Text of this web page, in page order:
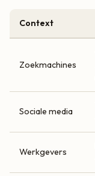
Context
Zoekmachines
Sociale media
Werkgevers